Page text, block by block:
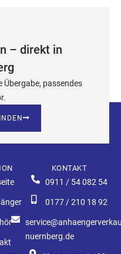
– direkt in
passendes
KONTAKT
0911 / 54 082 54
0177 / 210 18 92
nuernberg.de